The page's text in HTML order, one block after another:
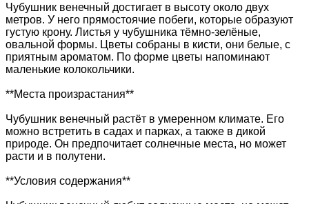
Чубушник венечный достигает в высоту около двух
метров. У него прямостоячие побеги, которые образуют
густую крону. Листья у чубушника тёмно-зелёные,
овальной формы. Цветы собраны в кисти, они белые, с
приятным ароматом. По форме цветы напоминают
маленькие колокольчики.
**Места произрастания**
Чубушник венечный растёт в умеренном климате. Его
можно встретить в садах и парках, а также в дикой
природе. Он предпочитает солнечные места, но может
расти и в полутени.
**Условия содержания**